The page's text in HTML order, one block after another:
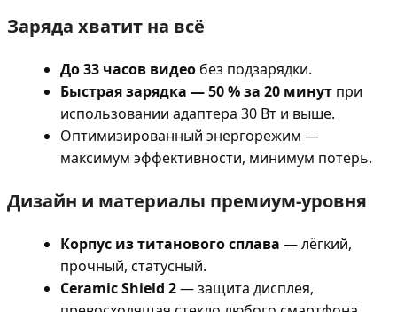
Заряда хватит на всё
До 33 часов видео без подзарядки.
Быстрая зарядка — 50 % за 20 минут при
использовании адаптера 30 Вт и выше.
Оптимизированный энергорежим —
максимум эффективности, минимум потерь.
Дизайн и материалы премиум-уровня
Корпус из титанового сплава — лёгкий,
прочный, статусный.
Ceramic Shield 2— защита дисплея,